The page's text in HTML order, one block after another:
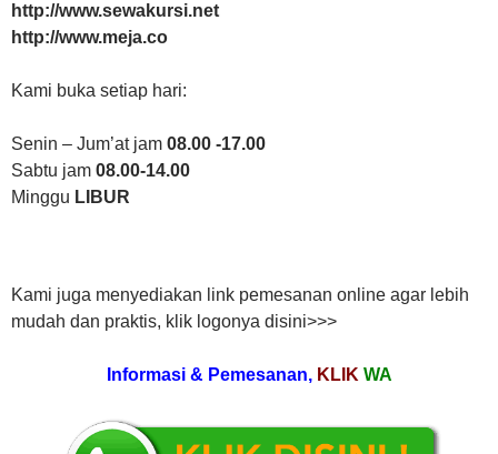
http://www.sewakursi.net
http://www.meja.co
Kami buka setiap hari:
Senin – Jum’at jam 08.00 -17.00
Sabtu jam 08.00-14.00
Minggu LIBUR
Kami juga menyediakan link pemesanan online agar lebih
mudah dan praktis, klik logonya disini>>>
Informasi & Pemesanan, KLIK WA